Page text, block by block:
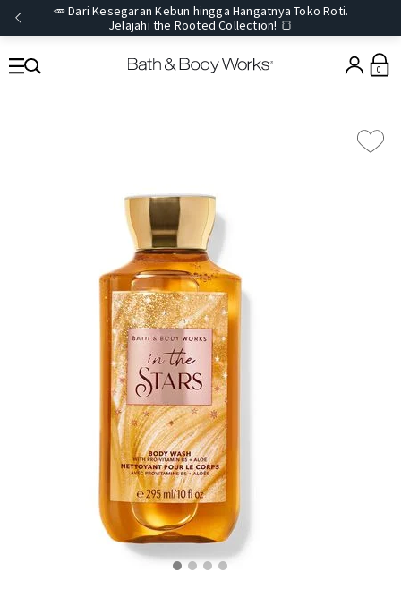
🥕 Dari Kesegaran Kebun hingga Hangatnya Toko Roti.
Jelajahi the Rooted Collection! 🍞
0